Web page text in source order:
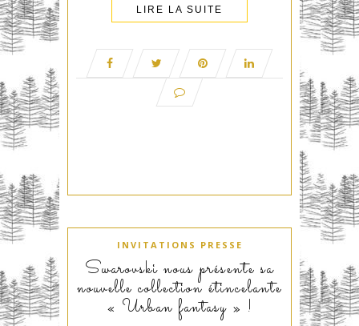
LIRE LA SUITE
INVITATIONS PRESSE
Swarovski nous présente sa
nouvelle collection étincelante
« Urban fantasy » !